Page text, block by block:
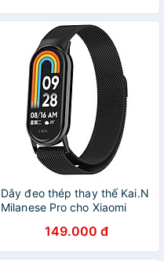
hãng
Dây đeo thép thay thế Kai.N
Milanese Pro cho Xiaomi
band 9/ Mi band 10_ Hàng
chính hãng
149.000 đ